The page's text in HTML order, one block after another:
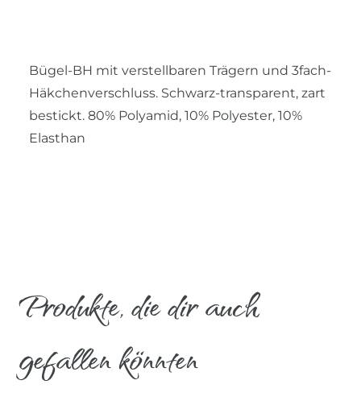
Bügel-BH mit verstellbaren Trägern und 3fach-
Häkchenverschluss. Schwarz-transparent, zart
bestickt. 80% Polyamid, 10% Polyester, 10%
Elasthan
Produkte, die dir auch
gefallen könnten